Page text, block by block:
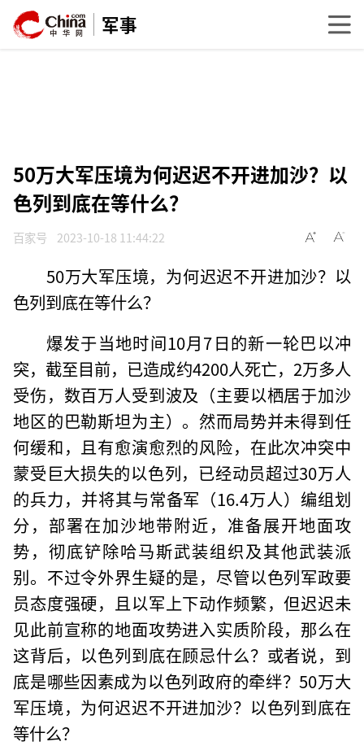
军事
50万大军压境为何迟迟不开进加沙？以
色列到底在等什么？
百家号 2023-10-18 11:44:22
50万大军压境，为何迟迟不开进加沙？以
色列到底在等什么？
爆发于当地时间10月7日的新一轮巴以冲
突，截至目前，已造成约4200人死亡，2万多人
受伤，数百万人受到波及（主要以栖居于加沙
地区的巴勒斯坦为主）。然而局势并未得到任
何缓和，且有愈演愈烈的风险，在此次冲突中
蒙受巨大损失的以色列，已经动员超过30万人
的兵力，并将其与常备军（16.4万人）编组划
分，部署在加沙地带附近，准备展开地面攻
势，彻底铲除哈马斯武装组织及其他武装派
别。不过令外界生疑的是，尽管以色列军政要
员态度强硬，且以军上下动作频繁，但迟迟未
见此前宣称的地面攻势进入实质阶段，那么在
这背后，以色列到底在顾忌什么？或者说，到
底是哪些因素成为以色列政府的牵绊？50万大
军压境，为何迟迟不开进加沙？以色列到底在
等什么？